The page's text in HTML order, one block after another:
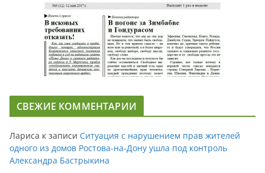
СВЕЖИЕ КОММЕНТАРИИ
Лариса к записи Ситуация с нарушением прав жителей
одного из домов Ростова-на-Дону ушла под контроль
Александра Бастрыкина